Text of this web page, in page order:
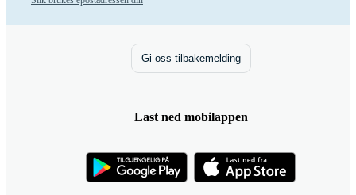
Gi oss tilbakemelding
Last ned mobilappen